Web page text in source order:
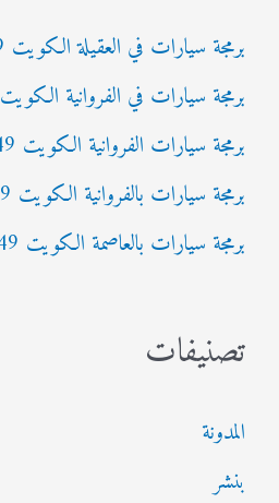
ع
ن
:
برمجة سيارات في العقيلة الكويت 92295349
برمجة سيارات في الفروانية الكويت 92295349
برمجة سيارات الفروانية الكويت 92295349
برمجة سيارات بالفروانية الكويت 92295349
برمجة سيارات بالعاصمة الكويت 92295349
تصنيفات
المدونة
بنشر